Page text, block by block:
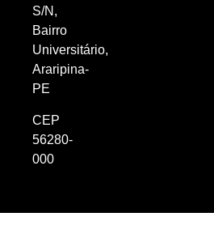
S/N,
Bairro
Universitário,
Araripina-
PE
CEP
56280-
000